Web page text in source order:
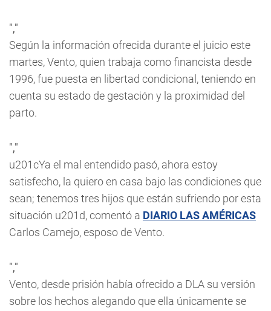
","
Según la información ofrecida durante el juicio este
martes, Vento, quien trabaja como financista desde
1996, fue puesta en libertad condicional, teniendo en
cuenta su estado de gestación y la proximidad del
parto.
","
u201cYa el mal entendido pasó, ahora estoy
satisfecho, la quiero en casa bajo las condiciones que
sean; tenemos tres hijos que están sufriendo por esta
situación u201d, comentó a DIARIO LAS AMÉRICAS
Carlos Camejo, esposo de Vento.
","
Vento, desde prisión había ofrecido a DLA su versión
sobre los hechos alegando que ella únicamente se